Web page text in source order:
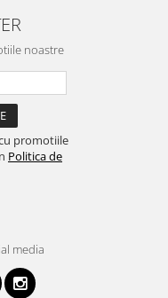
noastre
promotiile
Politica de
media